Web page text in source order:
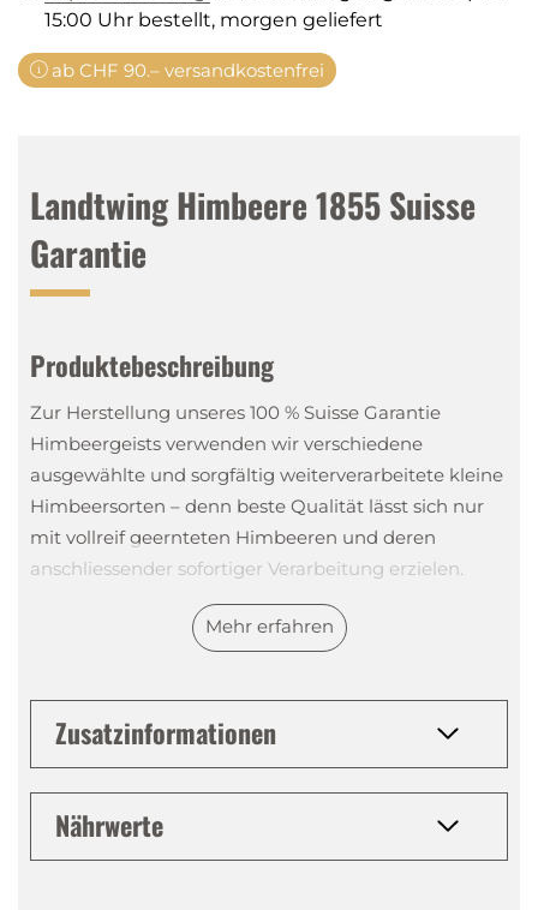
15:00 Uhr bestellt, morgen geliefert
ab CHF 90.– versandkostenfrei
Landtwing Himbeere 1855 Suisse
Garantie
Produktebeschreibung
Zur Herstellung unseres 100 % Suisse Garantie
Himbeergeists verwenden wir verschiedene
ausgewählte und sorgfältig weiterverarbeitete kleine
Himbeersorten – denn beste Qualität lässt sich nur
mit vollreif geernteten Himbeeren und deren
anschliessender sofortiger Verarbeitung erzielen.
Unser erfahrener Brennmeister begleitet den
gesamten Prozess von der Mazeration bis zur
Erzeugnis steht.
Tasting Notes
Mehr erfahren
Zusatzinformationen
Nährwerte